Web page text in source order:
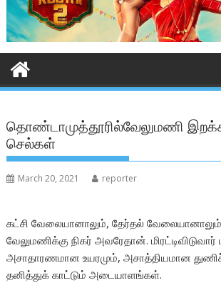
தொண்டாமுத்தூரில்வேலுமணி
செல்கள்
March 20, 2021 reporter
கட்சி வேலையானாலும், தேர்தல்
வேலுமணிக்கு நிகர் அவரேதான்.
அசாதாரணமான உயரமும், அசாத்தியமான
தனித்துக் காட்டும் அடையாளங்கள்.